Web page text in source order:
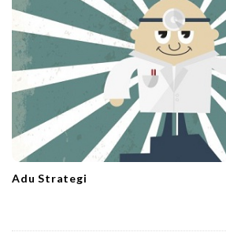
Adu Strategi